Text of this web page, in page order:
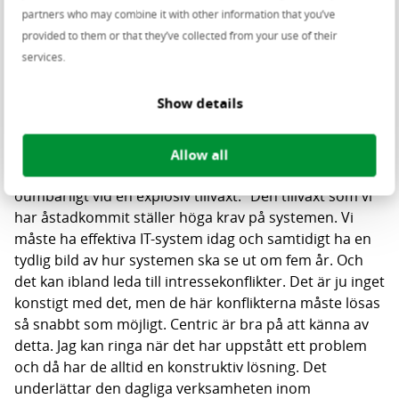
partners who may combine it with other information that you’ve
provided to them or that they’ve collected from your use of their
services.
Show details
Allow all
öppnat 338 nya butiker på två år. Det finns inget annat
företag på marknaden som klarar att leverera sådana
volymer”, säger Jens Burgers.
Förverkliga ambitionerna
tillsammans
Enligt Jens Burgers är pragmatik och flexibilitet
oumbärligt vid en explosiv tillväxt. ”Den tillväxt som vi
har åstadkommit ställer höga krav på systemen. Vi
måste ha effektiva IT-system idag och samtidigt ha en
tydlig bild av hur systemen ska se ut om fem år. Och
det kan ibland leda till intressekonflikter. Det är ju inget
konstigt med det, men de här konflikterna måste lösas
så snabbt som möjligt. Centric är bra på att känna av
detta. Jag kan ringa när det har uppstått ett problem
och då har de alltid en konstruktiv lösning. Det
underlättar den dagliga verksamheten inom